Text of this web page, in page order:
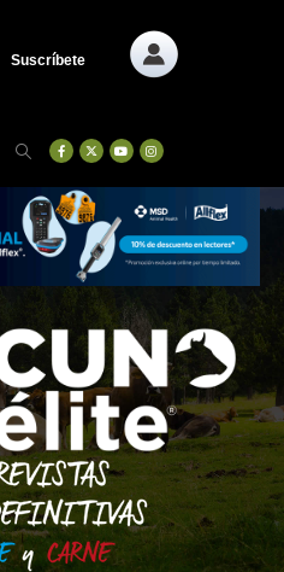
Suscríbete